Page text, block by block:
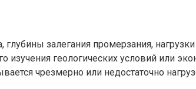
залегания промерзания,
геологических условий или
чрезмерно или недостаточно